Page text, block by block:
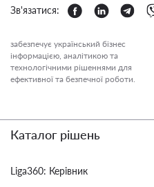
Зв'язатися:
забезпечує український бізнес
інформацією, аналітикою та
технологічними рішеннями для
ефективної та безпечної роботи.
Каталог рішень
Liga360: Керівник